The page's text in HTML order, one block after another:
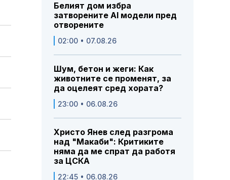
Белият дом избра
затворените AI модели пред
отворените
02:00 • 07.08.26
Шум, бетон и жеги: Как
животните се променят, за
да оцелеят сред хората?
23:00 • 06.08.26
Христо Янев след разгрома
над "Макаби": Критиките
няма да ме спрат да работя
за ЦСКА
22:45 • 06.08.26